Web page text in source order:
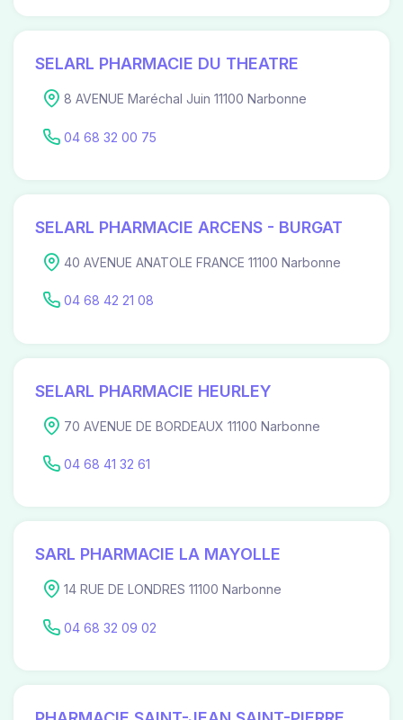
SELARL PHARMACIE DU THEATRE
8 AVENUE Maréchal Juin 11100 Narbonne
04 68 32 00 75
SELARL PHARMACIE ARCENS - BURGAT
40 AVENUE ANATOLE FRANCE 11100 Narbonne
04 68 42 21 08
SELARL PHARMACIE HEURLEY
70 AVENUE DE BORDEAUX 11100 Narbonne
04 68 41 32 61
SARL PHARMACIE LA MAYOLLE
14 RUE DE LONDRES 11100 Narbonne
04 68 32 09 02